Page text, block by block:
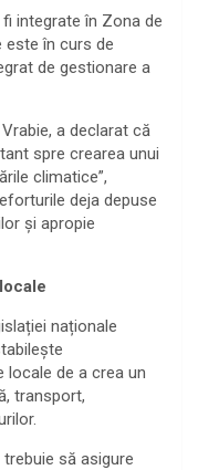
integrate în Zona de
este în curs de
de gestionare a
a declarat că
spre crearea unui
climatice”,
deja depuse
și apropie
naționale
locale de a crea un
transport,
să asigure